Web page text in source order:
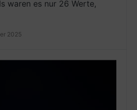
waren es nur 26 Werte,
2025